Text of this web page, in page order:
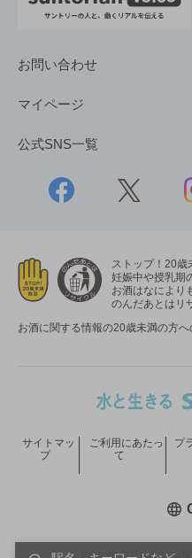
お問い合わせ
マイページ
公式SNS一覧
ストップ！20歳
妊娠中や授乳期
お酒はなにより
のんだあとはリ
お酒に関する情報の20歳未満の方
サイトマッ
プ
ご利用にあたっ
て
プ